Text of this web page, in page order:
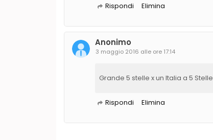
Rispondi Elimina
Anonimo
3 maggio 2016 alle ore 17:14
Grande 5 stelle x un Italia a 5 Stelle
Rispondi Elimina